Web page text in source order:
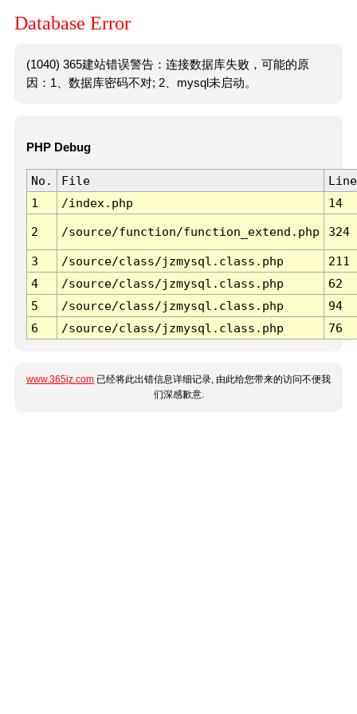
Database Error
(1040) 365建站错误警告：连接数据库失败，可能的原
因：1、数据库密码不对; 2、mysql未启动。
PHP Debug
No. File
Line
1
/index.php 14
2 /source/function/function_extend.php 324
3 /source/class/jzmysql.class.php
211
4
/source/class/jzmysql.class.php
62
5
/source/class/jzmysql.class.php
94
6
/source/class/jzmysql.class.php 76
www.365jz.com 已经将此出错信息详细记录, 由此给您带来的访问不便我
们深感歉意.